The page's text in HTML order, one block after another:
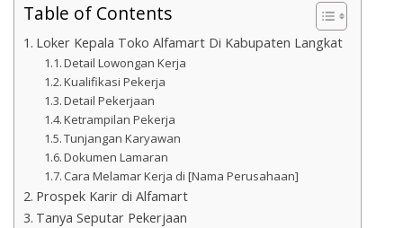
Table of Contents
Loker Kepala Toko Alfamart Di Kabupaten Langkat
Detail Lowongan Kerja
Kualifikasi Pekerja
Detail Pekerjaan
Ketrampilan Pekerja
Tunjangan Karyawan
Dokumen Lamaran
Cara Melamar Kerja di [Nama Perusahaan]
Prospek Karir di Alfamart
Tanya Seputar Pekerjaan